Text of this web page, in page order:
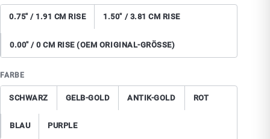
MX-Reifen
Alle Räder & Reifen
Sur-Ron Parts
0.75" / 1.91 CM RISE 1.50" / 3.81 CM RISE
0.00" / 0 CM RISE (OEM ORIGINAL-GRÖSSE)
FARBE
SCHWARZ GELB-GOLD ANTIK-GOLD ROT
BLAU PURPLE